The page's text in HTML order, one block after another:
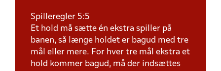
Spilleregler 5:5
Et hold må sætte én ekstra spiller på
banen, så længe holdet er bagud med tre
mål eller mere. For hver tre mål ekstra et
hold kommer bagud, må der indsættes